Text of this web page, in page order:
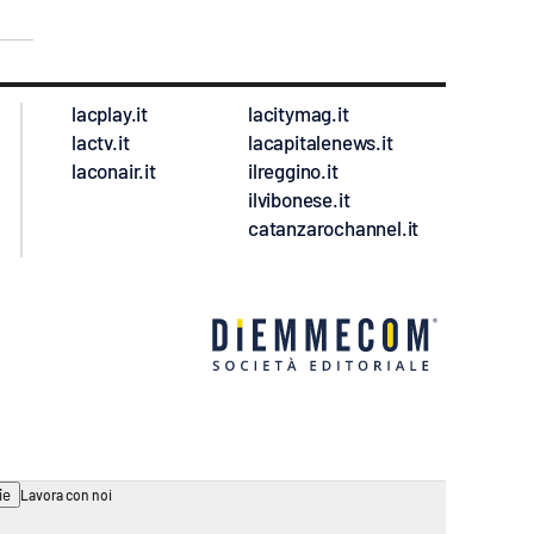
lacplay.it
lactv.it
laconair.it
lacitymag.it
lacapitalenews.it
ilreggino.it
ilvibonese.it
catanzarochannel.it
Lavora con noi